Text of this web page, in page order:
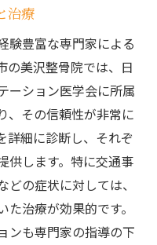
治療
験豊富な専門家による
の美沢整骨院では、日
ーション医学会に所属
、その信頼性が非常に
詳細に診断し、それぞ
供します。特に交通事
の症状に対しては、
治療が効果的です。
ンも専門家の指導の下